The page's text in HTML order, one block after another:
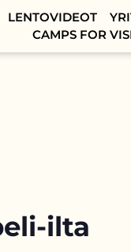
LENTOVIDEOT
CAMPS FOR
ilta